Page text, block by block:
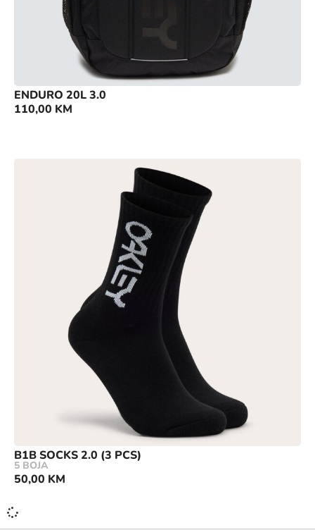
ENDURO 20L 3.0
110,00 KM
B1B SOCKS 2.0 (3 PCS)
5 BOJA
50,00 KM